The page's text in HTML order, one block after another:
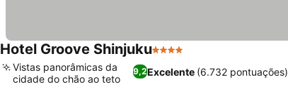
Hotel Groove Shinjuku4 Estrelas
9,2Excelente (6.732 pontuações)
Vistas panorâmicas da
cidade do chão ao teto